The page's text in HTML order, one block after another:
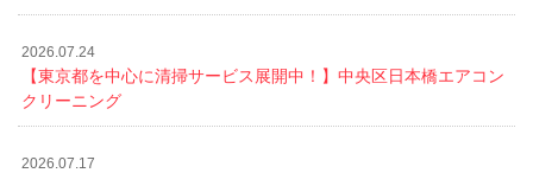
2026.07.24
【東京都を中心に清掃サービス展開中！】中央区日本橋エアコン
クリーニング
2026.07.17